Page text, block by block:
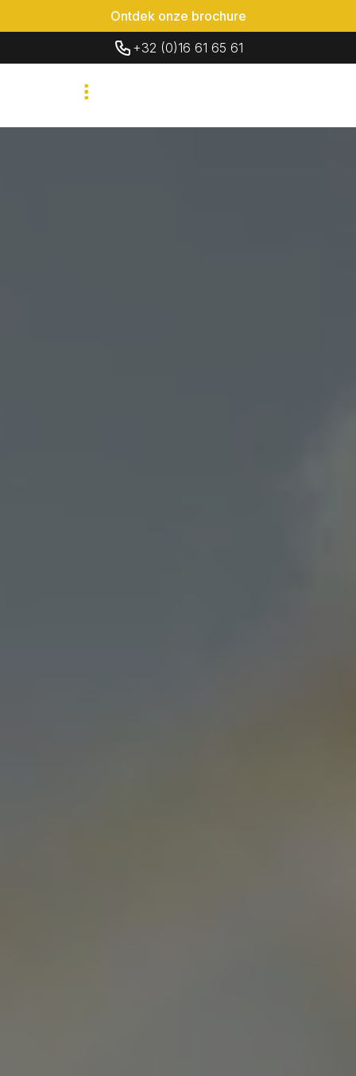
Ontdek onze brochure
+32 (0)16 61 65 61